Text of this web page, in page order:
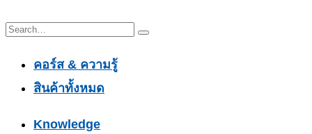
คอร์ส & ความรู้
สินค้าทั้งหมด
Knowledge